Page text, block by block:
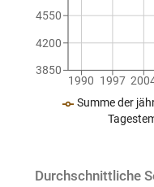
1990 1997
3850
4200
4550
Summe der
Durchschnittliche